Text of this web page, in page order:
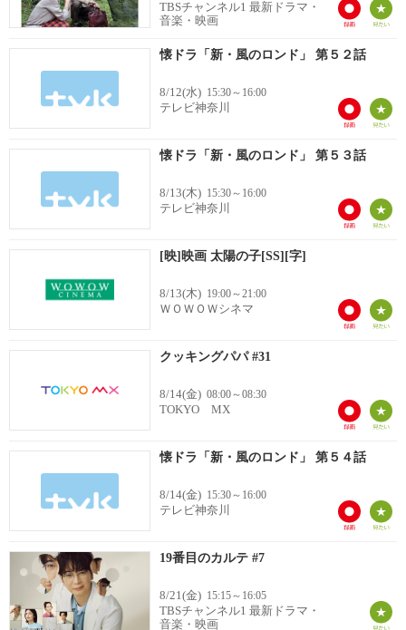
TBSチャンネル1 最新ドラマ・
音楽・映画
懐ドラ「新・風のロンド」 第５２話
8/12(水) 15:30～16:00
テレビ神奈川
懐ドラ「新・風のロンド」 第５３話
8/13(木) 15:30～16:00
テレビ神奈川
[映]映画 太陽の子[SS][字]
8/13(木) 19:00～21:00
ＷＯＷＯＷシネマ
クッキングパパ #31
8/14(金) 08:00～08:30
TOKYO MX
懐ドラ「新・風のロンド」 第５４話
8/14(金) 15:30～16:00
テレビ神奈川
19番目のカルテ #7
8/21(金) 15:15～16:05
TBSチャンネル1 最新ドラマ・
音楽・映画